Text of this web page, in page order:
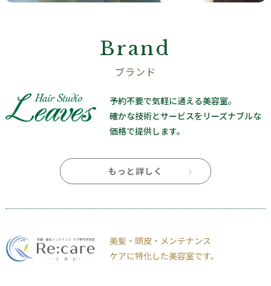
Brand
ブランド
予約不要で気軽に通える美容室。
確かな技術とサービスを リーズナブルな
価格で提供します。
もっと詳しく
美髪・頭皮・メンテナンス
ケアに特化した美容室です。